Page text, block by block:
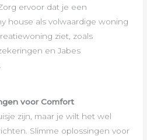
ervoor dat je een
house als volwaardige woning
ziet, zoals
en Jabes
voor Comfort
zijn, maar je wilt het wel
Slimme oplossingen voor